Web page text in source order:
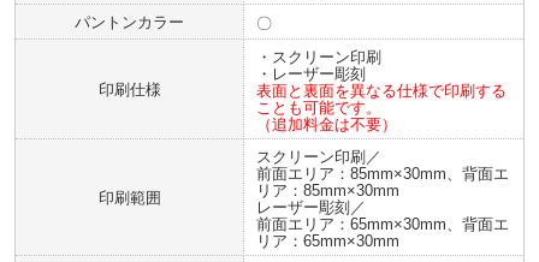
パントンカラー
〇
印刷仕様
・スクリーン印刷
・レーザー彫刻
表面と裏面を異なる仕様で印刷する
ことも可能です。
（追加料金は不要）
印刷範囲
スクリーン印刷／
前面エリア：85mm×30mm、背面エ
リア：85mm×30mm
レーザー彫刻／
前面エリア：65mm×30mm、背面エ
リア：65mm×30mm